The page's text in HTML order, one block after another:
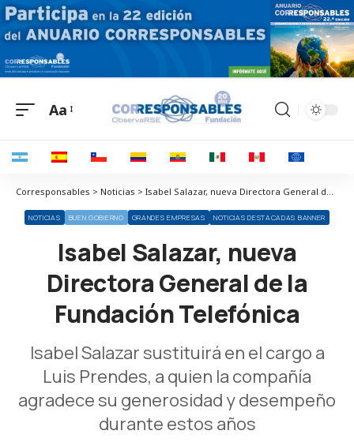
Aa
Corresponsables > Noticias > Isabel Salazar, nueva Directora General de la Fundación Telefónica
NOTICIAS BUEN GOBIERNO GRANDES EMPRESAS NOTICIAS DESTACADAS BANNER
Isabel Salazar, nueva
Directora General de la
Fundación Telefónica
Isabel Salazar sustituirá en el cargo a
Luis Prendes, a quien la compañía
agradece su generosidad y desempeño
durante estos años